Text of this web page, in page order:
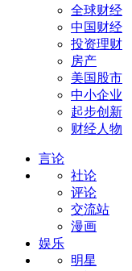
全球财经
中国财经
投资理财
房产
美国股市
中小企业
起步创新
财经人物
言论
社论
评论
交流站
漫画
娱乐
明星